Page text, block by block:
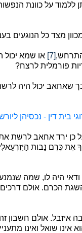
ללמוד על כוונת
מצד כל הנוגעים
[7] או שמא יכול
פורמלית לרצח?
יכול היה לרשת
בית דין - נכסיהן
כן ירד אחאב לרשת את
כֶּרֶם נָבות
לו, שמה שנמנע
הכרם. אולם דרכים
אולם חשבון זה
שואל ואינו